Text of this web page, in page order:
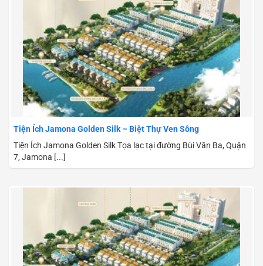
Tiện Ích Jamona Golden Silk – Biệt Thự Ven Sông
Tiện Ích Jamona Golden Silk Tọa lạc tại đường Bùi Văn Ba, Quận
7, Jamona [...]